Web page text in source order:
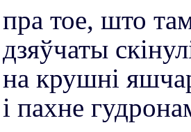
пра тое, што
дзяўчаты
на крушні
і пахне